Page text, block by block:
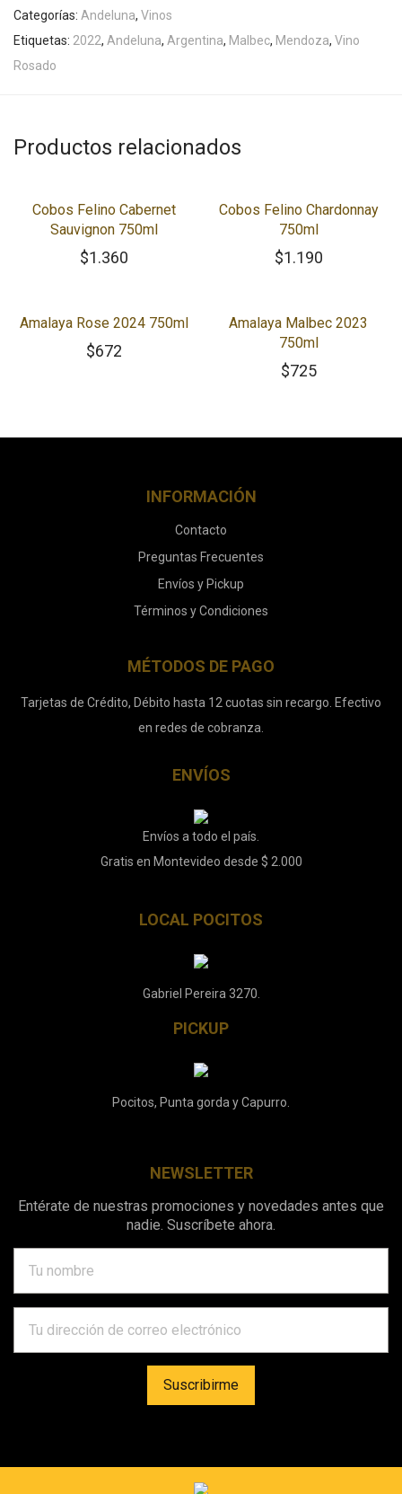
Categorías: Andeluna, Vinos
Etiquetas: 2022, Andeluna, Argentina, Malbec, Mendoza, Vino
Rosado
Productos relacionados
Cobos Felino Cabernet
Sauvignon 750ml
$1.360
Cobos Felino Chardonnay
750ml
$1.190
Amalaya Rose 2024 750ml
$672
Amalaya Malbec 2023
750ml
$725
INFORMACIÓN
Contacto
Preguntas Frecuentes
Envíos y Pickup
Términos y Condiciones
MÉTODOS DE PAGO
Tarjetas de Crédito, Débito hasta 12 cuotas sin recargo. Efectivo
en redes de cobranza.
ENVÍOS
Envíos a todo el país.
Gratis en Montevideo desde $ 2.000
LOCAL POCITOS
Gabriel Pereira 3270.
PICKUP
Pocitos, Punta gorda y Capurro.
NEWSLETTER
Entérate de nuestras promociones y novedades antes que
nadie. Suscríbete ahora.